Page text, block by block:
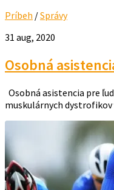
Príbeh /Správy
31 aug, 2020
Osobná
Osobná asistencia pre
muskulárnych dystrofikov